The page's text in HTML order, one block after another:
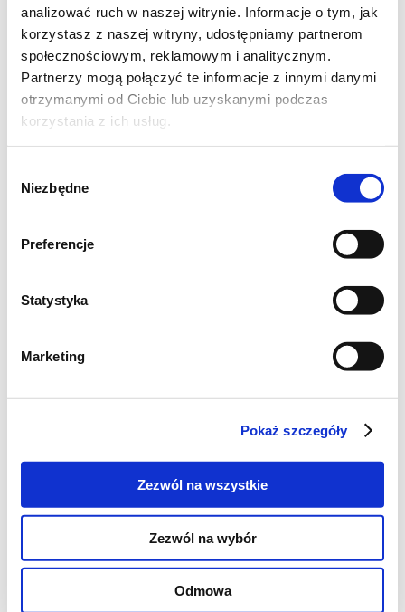
analizować ruch w naszej witrynie. Informacje o tym, jak
korzystasz z naszej witryny, udostępniamy partnerom
społecznościowym, reklamowym i analitycznym.
Partnerzy mogą połączyć te informacje z innymi danymi
otrzymanymi od Ciebie lub uzyskanymi podczas
korzystania z ich usług.
zgody
Niezbędne
Preferencje
Statystyka
Marketing
Pokaż szczegóły
Zezwól na wszystkie
Zezwól na wybór
Odmowa
200g mąki pszennej
2 kopiaste łyżki mąki ziemniaczanej
50g posiekanych migdałów
50g płatków migdałowych
połówki i usuń pestki. Wymieszaj ze sobą
mąkę, orzechy, proszek i siekane migdały.
Roztrzep jajka. Masło dokładnie utrzyj z
cukrem, następnie dodawaj stopniowo jajka.
Wciąż ucierając, dodawaj mąkę. Ciasto wyłóż
do tortownicy 24 cm lub niedużej formy
prostokątnej, wyrównaj. Na wierzchu ułóż